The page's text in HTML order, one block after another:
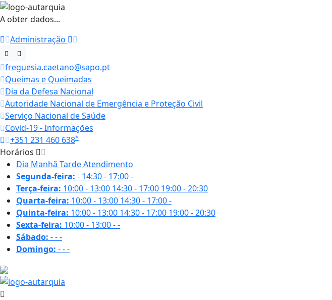
A obter dados...
Administração
freguesia.caetano@sapo.pt
Queimas e Queimadas
Dia da Defesa Nacional
Autoridade Nacional de Emergência e Proteção Civil
Serviço Nacional de Saúde
Covid-19 - Informações
+351 231 460 638*
Horários
Dia Manhã TardeAtendimento
Segunda-feira: - 14:30 - 17:00-
Terça-feira: 10:00 - 13:00 14:30 - 17:00 19:00 - 20:30
Quarta-feira: 10:00 - 13:00 14:30 - 17:00-
Quinta-feira: 10:00 - 13:00 14:30 - 17:00 19:00 - 20:30
Sexta-feira: 10:00 - 13:00--
Sábado: ---
Domingo: ---